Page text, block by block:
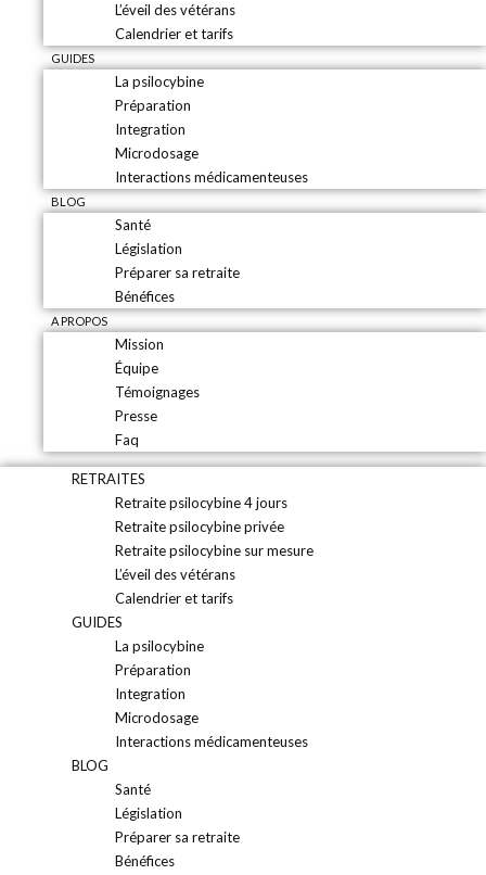
L’éveil des vétérans
Calendrier et tarifs
GUIDES
La psilocybine
Préparation
Integration
Microdosage
Interactions médicamenteuses
BLOG
Santé
Législation
Préparer sa retraite
Bénéfices
A PROPOS
Mission
Équipe
Témoignages
Presse
Faq
RETRAITES
Retraite psilocybine 4 jours
Retraite psilocybine privée
Retraite psilocybine sur mesure
L’éveil des vétérans
Calendrier et tarifs
GUIDES
La psilocybine
Préparation
Integration
Microdosage
Interactions médicamenteuses
BLOG
Santé
Législation
Préparer sa retraite
Bénéfices